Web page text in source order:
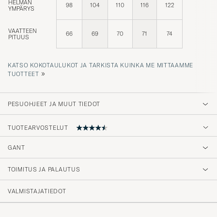
HELMAN
YMPÄRYS
98 104 110 116 122
VAATTEEN
PITUUS
66 69 70 71 74
KATSO KOKOTAULUKOT JA TARKISTA KUINKA ME MITTAAMME
TUOTTEET »
PESUOHJEET JA MUUT TIEDOT
TUOTEARVOSTELUT
4.7
(22)
(0)
GANT
TOIMITUS JA PALAUTUS
VALMISTAJATIEDOT